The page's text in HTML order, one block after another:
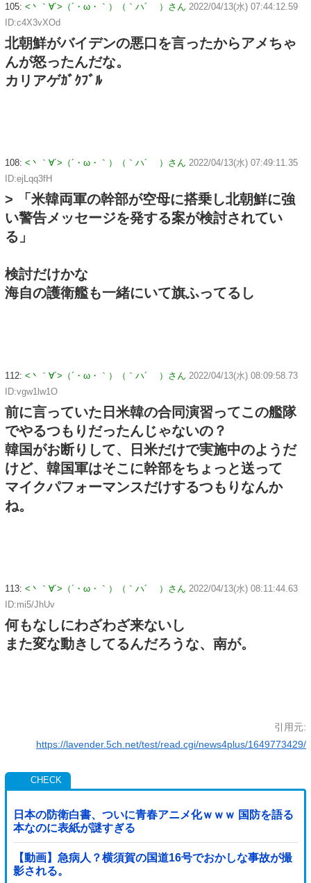
105: <丶｀∀´>（´・ω・｀）（｀ハ´ ）さん 2022/04/13(水) 07:44:12.59
ID:c4X3vXOd
北朝鮮がバイデンの悪口を言ったからアメちゃ
んが怒ったんだな。
カリアゲｶﾞｸﾌﾞﾙ
108: <丶｀∀´>（´・ω・｀）（｀ハ´ ）さん 2022/04/13(水) 07:49:11.35
ID:ejLqq3fH
> 「米韓両軍の幹部が空母に搭乗し北朝鮮に強
い警告メッセージを発する案が検討されてい
る」
検討だけかな
海自の護衛艦も一緒にいて旗ふってるし
112: <丶｀∀´>（´・ω・｀）（｀ハ´ ）さん 2022/04/13(水) 08:09:58.73
ID:vgw1lw1O
前に言っていた日米韓の合同演習ってこの艦隊
でやるつもりだったんじゃないの？
韓国がお断りして、日米だけで実施中のようだ
けど、韓国軍はそこに幹部をちょっと送って
マイクパフォーマンスだけするつもりなんか
ね。
113: <丶｀∀´>（´・ω・｀）（｀ハ´ ）さん 2022/04/13(水) 08:11:44.63
ID:mi5/JhUv
何もなしにわざわざ来ないし
また変な動きしてるんだろうな、南が。
引用元:
https://lavender.5ch.net/test/read.cgi/news4plus/1649773429/
日本の防衛白書、ついに青春アニメ化ｗｗｗ 国防を語る
本なのに表紙が謎すぎる
【動画】急病人？横須賀の国道16号でおかしな事故が撮
影される。